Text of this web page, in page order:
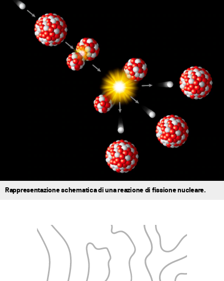
Rappresentazione schematica di una reazione di fissione nucleare.